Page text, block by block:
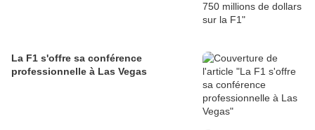
La F1 s'offre sa conférence
professionnelle à Las Vegas